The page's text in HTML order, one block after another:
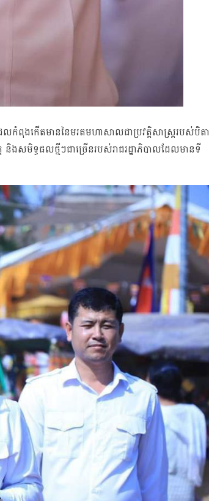
លកំពុងកើតមាននៃមរតមហាសាលជាប្រវត្តិសាស្រ្តរបស់បិតា
ងសមិទ្ធផលថ្មីៗជាច្រើនរបស់រាជរដ្ឋាភិបាលដែលមានទី